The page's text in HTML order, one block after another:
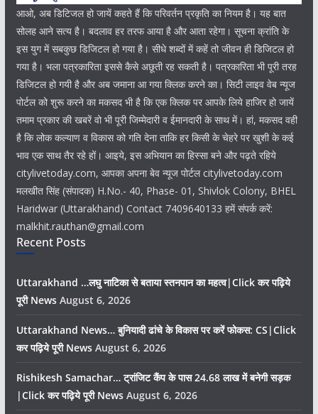
आओ, अब डिटिजल हो जायें कहते हैं कि परिवर्तन प्रकृति का नियम है। यह बात
सोलह आने सत्य है। बदलाव हर तरफ आया है और आता रहेगा। सूचना क्रांति के
इस युग में सबकुछ डिजिटल हो गया है। सीधे शब्दों में कहें तो जीवन ही डिजिटल हो
गया है। भला पत्रकारिता इससे कैसे अछूती रह सकती है। पत्रकारिता भी पूरी तरह
डिजिटल हो गयी है और अब जमाना आ गया क्लिक करने का। सिटी लाइव वेब न्यूज
पोर्टल को शुरू करने का मकसद भी है कि एक क्लिक पर आपके लिये हाजिर हो जायें
तमाम प्रकार की खबरें वो भी पूरी जिम्मेदारी व ईमानदारी के साथ में। हां, मकसद वही
है कि लोक कल्याण व विकास को गति देना ताकि हर किसी के चेहरे पर खुशी के कई
भाव एक साथ तैर रहे हों। आइये, इस अभियान का हिस्सा बने और पढ़ते रहिये
citylivetoday.com, आपका अपना बेव न्यूज पोर्टल citylivetoday.com
मलखीत सिंह (संपादक) H.No.- 40, Phase- 01, Shivlok Colony, BHEL
Haridwar (Uttarakhand) Contact 7409640133 हमें संपर्क करें:
malkhit.rauthan@gmail.com
Recent Posts
Uttarakhand …लघु नाटिका से बताया स्तनपान का महत्व|Click कर पढ़िये
पूरी News August 6, 2026
Uttarakhand News… बुनियादी ढांचे के विकास पर करें फोकस: CS|Click
कर पढ़िये पूरी News August 6, 2026
Rishikesh Samachar… ट्रांजिट कैंप के पास 24.68 लाख में बनेगी सड़क
|Click कर पढ़िये पूरी News August 6, 2026